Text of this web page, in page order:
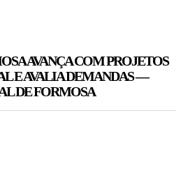
AVANÇA COM PROJETOS
E AVALIA DEMANDAS —
DE FORMOSA